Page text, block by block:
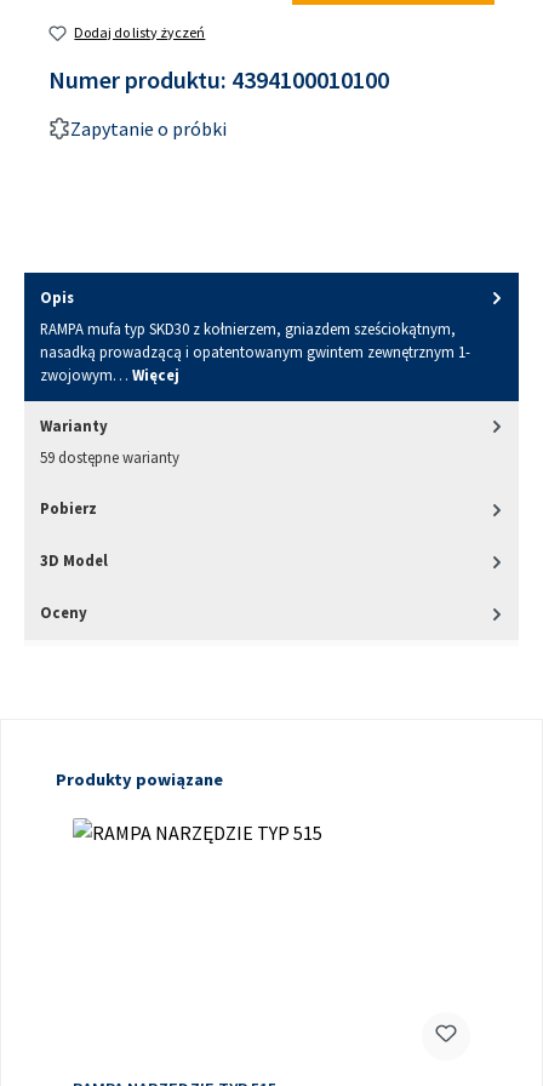
Dodaj do listy życzeń
Numer produktu: 4394100010100
Zapytanie o próbki
Opis
RAMPA mufa typ SKD30 z kołnierzem, gniazdem sześciokątnym,
nasadką prowadzącą i opatentowanym gwintem zewnętrznym 1-
zwojowym… Więcej
Warianty
59 dostępne warianty
Pobierz
3D Model
Oceny
Pomiń galerię produktów
Produkty powiązane